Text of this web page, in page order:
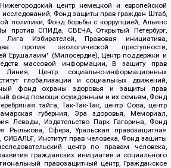
центр немецкой и европейской
исследований, Фонд защиты прав граждан Штаб,
политики, Фонд борьбы с коррупцией, Альянс
против СПИДа, СВЕЧА, Открытый Петербург,
Лига Избирателей, Правовая инициатива,
против экологической преступности,
Ерушалаим" (Милосердие), Центр поддержки и
массовой информации, В защиту прав
Центр социально-информационных
глобализации и социальных движений,
фонд охраны здоровья и защиты прав
фонд помощи осужденным и их семьям, Фонд
тайга, Так-Так-Так, центр Сова, центр
губерния, Эра здоровья, Мемориал,
Левады, Издательство Парк Гагарина, Фонд
Рылькова, Сфера, Уральская правозащитная
Институт прав человека, Фонд защиты
центр по правам человека,
гражданских инициатив и социального
правозащитный центр, Гражданское